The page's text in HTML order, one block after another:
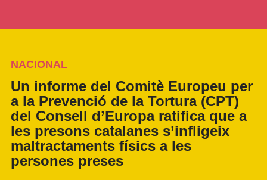
NACIONAL
Un informe del Comitè Europeu per
a la Prevenció de la Tortura (CPT)
del Consell d’Europa ratifica que a
les presons catalanes s’infligeix
maltractaments físics a les
persones preses